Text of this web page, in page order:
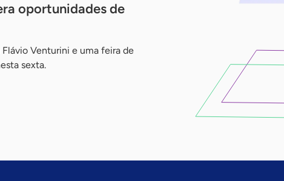
oportunidades de
Venturini e uma feira de
sexta.